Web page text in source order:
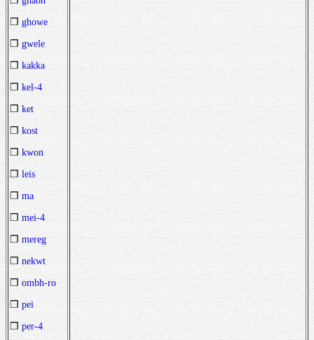
❒ ghowe
❒ gwele
❒ kakka
❒ kel-4
❒ ket
❒ kost
❒ kwon
❒ leis
❒ ma
❒ mei-4
❒ mereg
❒ nekwt
❒ ombh-ro
❒ pei
❒ per-4